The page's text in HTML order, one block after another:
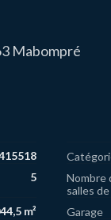
Mabompré
5
Nombre
salles
m² Garage